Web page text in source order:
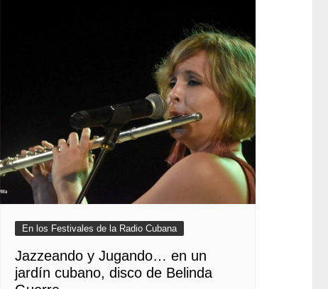
En los Festivales de la Radio Cubana
Jazzeando y Jugando… en un
jardín cubano, disco de Belinda